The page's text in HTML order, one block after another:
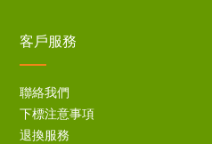
客戶服務
聯絡我們
下標注意事項
退換服務